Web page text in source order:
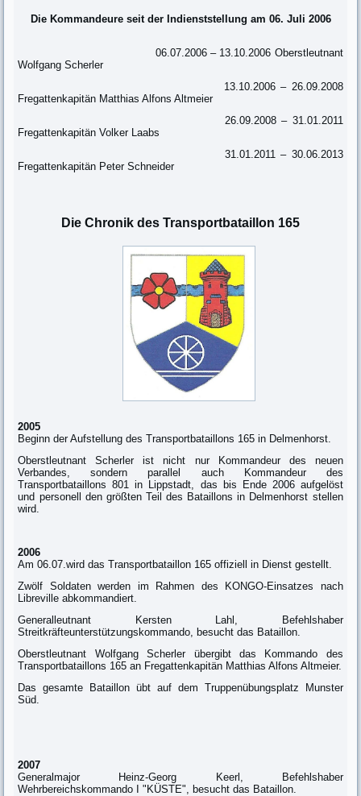
Die Kommandeure seit der Indienststellung am 06. Juli 2006
06.07.2006 – 13.10.2006 Oberstleutnant
Wolfgang Scherler
13.10.2006 – 26.09.2008
Fregattenkapitän Matthias Alfons Altmeier
26.09.2008 – 31.01.2011
Fregattenkapitän Volker Laabs
31.01.2011 – 30.06.2013
Fregattenkapitän Peter Schneider
Die Chronik des Transportbataillon 165
2005
Beginn der Aufstellung des Transportbataillons 165 in Delmenhorst.
Oberstleutnant Scherler ist nicht nur Kommandeur des neuen
Verbandes, sondern parallel auch Kommandeur des
Transportbataillons 801 in Lippstadt, das bis Ende 2006 aufgelöst
und personell den größten Teil des Bataillons in Delmenhorst stellen
wird.
2006
Am 06.07.wird das Transportbataillon 165 offiziell in Dienst gestellt.
Zwölf Soldaten werden im Rahmen des KONGO-Einsatzes nach
Libreville abkommandiert.
Generalleutnant Kersten Lahl, Befehlshaber
Streitkräfteunterstützungskommando, besucht das Bataillon.
Oberstleutnant Wolfgang Scherler übergibt das Kommando des
Transportbataillons 165 an Fregattenkapitän Matthias Alfons Altmeier.
Das gesamte Bataillon übt auf dem Truppenübungsplatz Munster
Süd.
2007
Generalmajor Heinz-Georg Keerl, Befehlshaber
Wehrbereichskommando I "KÜSTE", besucht das Bataillon.